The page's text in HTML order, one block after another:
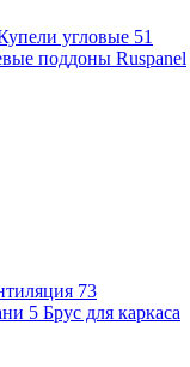
угловые 51
поддоны Ruspanel
73
5 Брус для каркаса